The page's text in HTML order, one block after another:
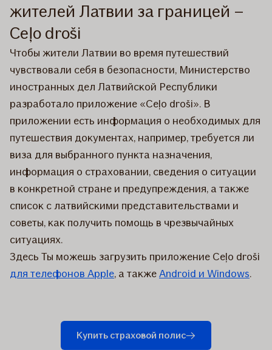
жителей Латвии за границей –
Ceļo droši
Чтобы жители Латвии во время путешествий
чувствовали себя в безопасности, Министерство
иностранных дел Латвийской Республики
разработало приложение «Ceļo droši». В
приложении есть информация о необходимых для
путешествия документах, например, требуется ли
виза для выбранного пункта назначения,
информация о страховании, сведения о ситуации
в конкретной стране и предупреждения, а также
список с латвийскими представительствами и
советы, как получить помощь в чрезвычайных
ситуациях.
Здесь Ты можешь загрузить приложение Ceļo droši
для телефонов Apple, а такжеAndroid и Windows.
Купить страховой полис